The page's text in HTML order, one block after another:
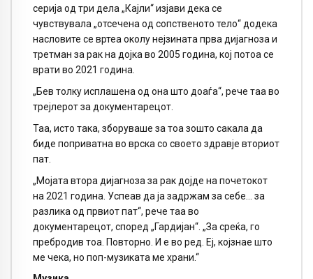
серија од три дела „Кајли“ изјави дека се
чувствувала „отсечена од сопственото тело“ додека
насловите се вртеа околу нејзината прва дијагноза и
третман за рак на дојка во 2005 година, кој потоа се
врати во 2021 година.
„Бев толку исплашена од она што доаѓа“, рече таа во
трејлерот за документарецот.
Таа, исто така, зборуваше за тоа зошто сакала да
биде поприватна во врска со своето здравје вториот
пат.
„Мојата втора дијагноза за рак дојде на почетокот
на 2021 година. Успеав да ја задржам за себе… за
разлика од првиот пат“, рече таа во
документарецот, според „Гардијан“. „За среќа, го
пребродив тоа. Повторно. И е во ред. Еј, којзнае што
ме чека, но поп-музиката ме храни.“